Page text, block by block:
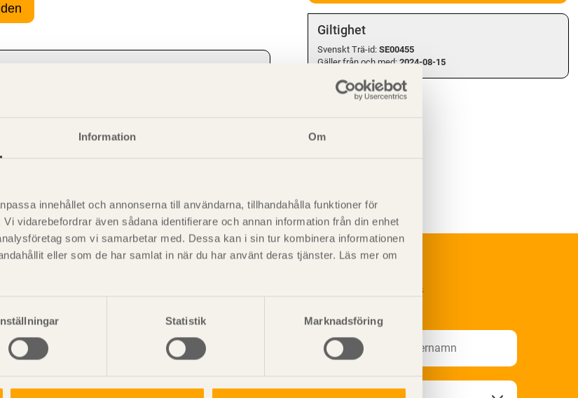
Information Om
innehållet och annonserna till användarna, tillhandahålla funktioner för
vidarebefordrar även sådana identifierare och annan information från din enhet
som vi samarbetar med. Dessa kan i sin tur kombinera informationen
eller som de har samlat in när du har använt deras tjänster. Läs mer om
Statistik Marknadsföring
Giltighet
Svenskt Trä-id: SE00455
Gäller från och med:2024-08-15
sågverksnärings
träprodukter och deras
Prenumerera på Svenskt Träs